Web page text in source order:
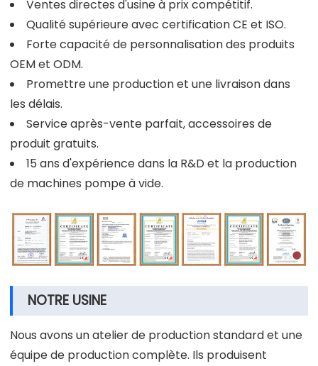
Ventes directes d'usine à prix compétitif.
Qualité supérieure avec certification CE et ISO.
Forte capacité de personnalisation des produits
OEM et ODM.
Promettre une production et une livraison dans
les délais.
Service après-vente parfait, accessoires de
produit gratuits.
15 ans d'expérience dans la R&D et la production
de machines pompe à vide.
NOTRE USINE
Nous avons un atelier de production standard et une
équipe de production complète. Ils produisent